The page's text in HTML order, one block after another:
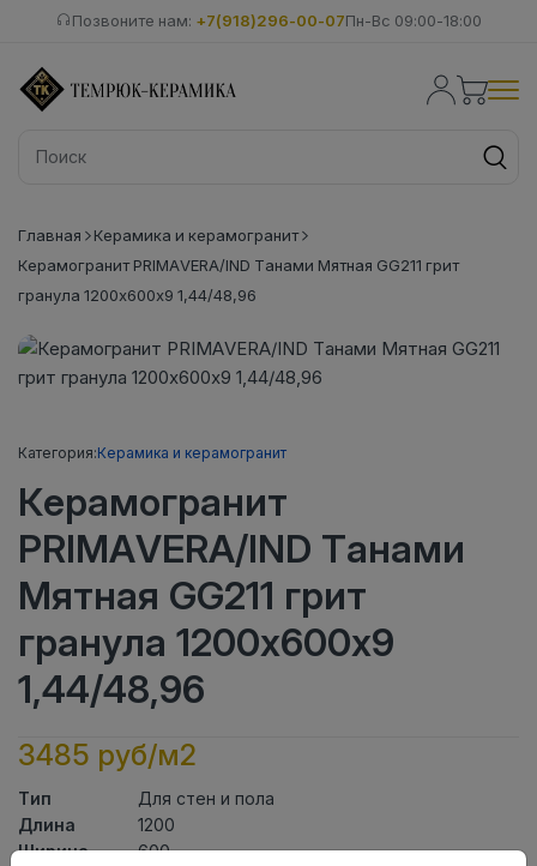
Позвоните нам: +7(918)296-00-07Пн-Вс 09:00-18:00
Главная
Керамика и керамогранит
Керамогранит PRIMAVERA/IND Танами Мятная GG211 грит
гранула 1200х600х9 1,44/48,96
Категория:Керамика и керамогранит
Керамогранит
PRIMAVERA/IND Танами
Мятная GG211 грит
гранула 1200х600х9
1,44/48,96
3485 руб/м2
Тип
Для стен и пола
Длина
1200
Ширина
600